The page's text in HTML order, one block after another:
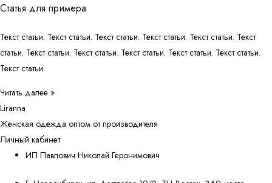
Статья для примера
Текст статьи. Текст статьи. Текст статьи. Текст статьи. Текст статьи. Текст
статьи. Текст статьи. Текст статьи. Текст статьи. Текст статьи. Текст статьи.
Текст статьи.
Читать далее »
Liranna
Женская одежда оптом от производителя
Личный кабинет
ИП Павлович Николай Геронимович